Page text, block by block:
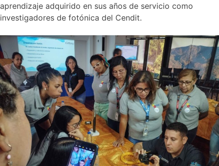
aprendizaje adquirido en sus años de servicio como
investigadores de fotónica del Cendit.